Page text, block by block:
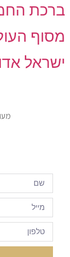
ברכת
מסוף
ישראל